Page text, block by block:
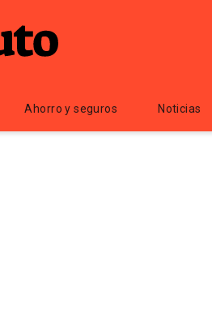
Ahorro y seguros Noticias